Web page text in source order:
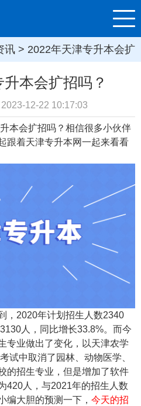
讯 > 2022年天津专升本会扩
本会扩招吗？
2023-12-22 10:17:03
会扩招吗？相信很多小伙伴
跟着天津专升本网一起来看看
2020年计划招生人数2340
人，同比增长33.8%。而今
专业做出了变化，以天津农学
试中取消了园林、动物医学、
的招生专业，但是增加了软件
420人，与2021年的招生人数
编大胆的预测一下， 今天的招